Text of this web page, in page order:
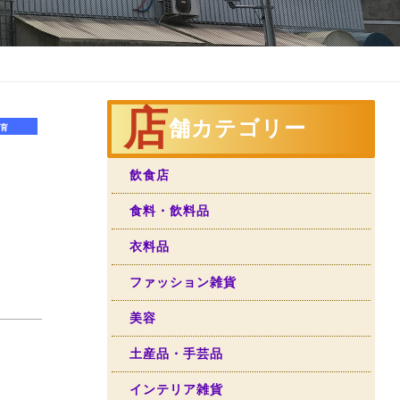
店舗カテゴリー
飲食店
食料・飲料品
衣料品
ファッション雑貨
美容
土産品・手芸品
インテリア雑貨